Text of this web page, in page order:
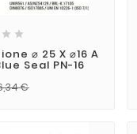
 
⌀ 25 X ⌀16 A
Seal PN-16
€